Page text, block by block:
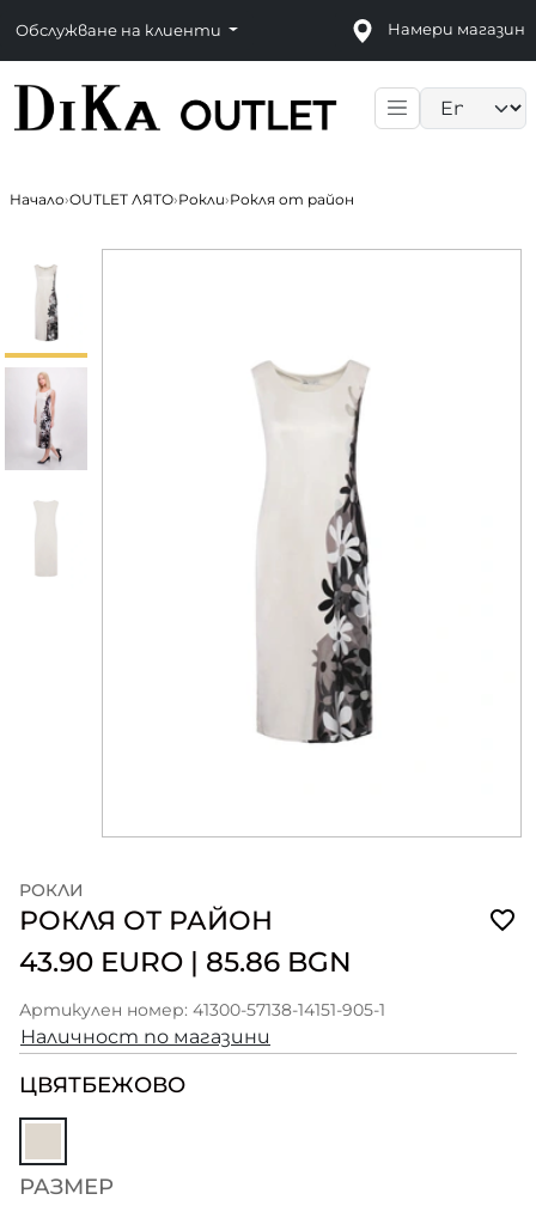
Обслужване на клиенти Намери магазин
Начало›OUTLET ЛЯТО›Рокли›Рокля от район
РОКЛИ
РОКЛЯ ОТ РАЙОН
43.90 EURO | 85.86 BGN
Артикулен номер: 41300-57138-14151-905-1
Наличност по магазини
ЦВЯТБЕЖОВО
РАЗМЕР